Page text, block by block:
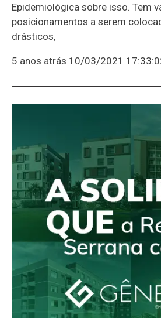
Epidemiológica sobre isso. Tem
posicionamentos a serem
drásticos,
5 anos atrás 10/03/2021